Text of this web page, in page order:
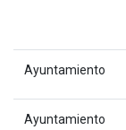
Ayuntamiento
Ayuntamiento